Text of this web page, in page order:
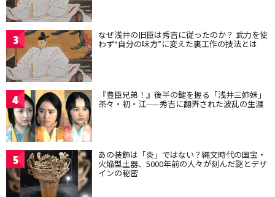
3 なぜ浅井の旧臣は秀吉に従ったのか？ 武力を使
わず“自分の味方”に変えた裏工作の技法とは
4 『豊臣兄弟！』後半の鍵を握る「浅井三姉妹」
茶々・初・江——秀吉に翻弄された波乱の生涯
5 あの装飾は「炎」ではない？縄文時代の国宝・
火焔型土器、5000年前の人々が刻んだ謎とデザ
インの秘密